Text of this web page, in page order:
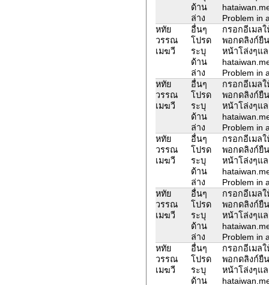
ด้าน
ล่าง
Problem in
หทัย
วรรณ
เมฆวี
อื่นๆ
โปรด
ระบุ
ด้าน
ล่าง
กรอกอีเมล
พอกดลิงก์ยื
หน้าโล่งๆแ
Problem in
หทัย
วรรณ
เมฆวี
อื่นๆ
โปรด
ระบุ
ด้าน
ล่าง
กรอกอีเมล
พอกดลิงก์ยื
หน้าโล่งๆแ
Problem in
หทัย
วรรณ
เมฆวี
อื่นๆ
โปรด
ระบุ
ด้าน
ล่าง
กรอกอีเมล
พอกดลิงก์ยื
หน้าโล่งๆแ
Problem in
หทัย
วรรณ
เมฆวี
อื่นๆ
โปรด
ระบุ
ด้าน
ล่าง
กรอกอีเมล
พอกดลิงก์ยื
หน้าโล่งๆแ
Problem in
หทัย
วรรณ
เมฆวี
อื่นๆ
โปรด
ระบุ
ด้าน
กรอกอีเมล
พอกดลิงก์ยื
หน้าโล่งๆแ